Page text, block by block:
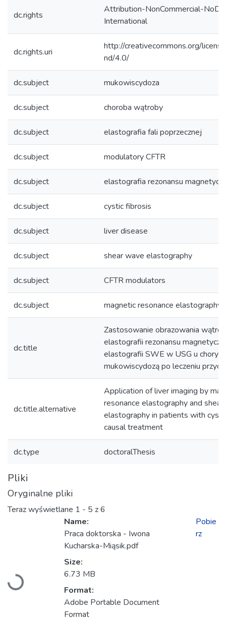
dc.rights
Attribution-NonCommercial-
International
dc.rights.uri
http://creativecommons.org/
nd/4.0/
dc.subject mukowiscydoza
dc.subject choroba wątroby
dc.subject elastografia fali poprzecznej
dc.subject modulatory CFTR
dc.subject elastografia rezonansu
dc.subject cystic fibrosis
dc.subject liver disease
dc.subject shear wave elastography
dc.subject CFTR modulators
dc.subject magnetic resonance elastography
dc.title
Zastosowanie obrazowania
elastografii rezonansu
elastografii SWE w USG u
mukowiscydozą po leczeniu
dc.title.alternative
Application of liver imaging by
resonance elastography and
elastography in patients with
causal treatment
dc.type doctoralThesis
Pliki
Oryginalne pliki
Teraz wyświetlane 1 - 5 z 6
Ładowanie...
Name:
Praca doktorska - Iwona
Kucharska-Miąsik.pdf
Size:
6.73 MB
Format:
Adobe Portable Document
Format
Pobie
rz